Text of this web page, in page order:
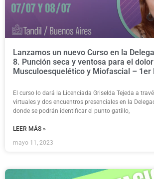
Lanzamos un nuevo Curso en la
8. Punción seca y ventosa para el dolor
Musculoesquelético y Miofascial – 1er
El curso lo dará la Licenciada Griselda Tejeda a
virtuales y dos encuentros presenciales en la
donde se podrán identificar el punto gatillo,
LEER MÁS »
mayo 11, 2023